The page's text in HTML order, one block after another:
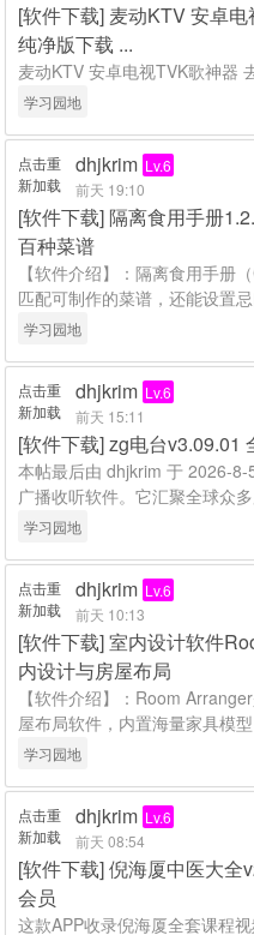
[软件下载] 麦动KTV 安卓
纯净版下载 ...
麦动KTV 安卓电视TVK歌神器
学习园地
点击重
新加载
dhjkrim Lv.6
前天 19:10
[软件下载] 隔离食用手册
百种菜谱
【软件介绍】：隔离食用手册
匹配可制作的菜谱，还能设置
学习园地
点击重
新加载
dhjkrim Lv.6
前天 15:11
[软件下载]zg电台v3.09.01
本帖最后由 dhjkrim 于 2026-
广播收听软件。它汇聚全球众
学习园地
点击重
新加载
dhjkrim Lv.6
前天 10:13
[软件下载]室内设计软件
内设计与房屋布局
【软件介绍】：Room
屋布局软件，内置海量家具模
学习园地
点击重
新加载
dhjkrim Lv.6
前天 08:54
[软件下载]倪海厦中医大全
会员
这款APP收录倪海厦全套课程